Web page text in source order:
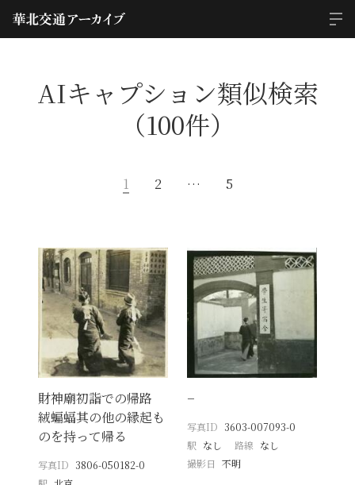
AIキャプション類似検索
（100件）
1 2 … 5
財神廟初詣での帰路
絨蝙蝠其の他の縁起も
のを持って帰る
写真ID 3806-050182-0
−
写真ID 3603-007093-0
駅 なし 路線 なし
撮影日 不明